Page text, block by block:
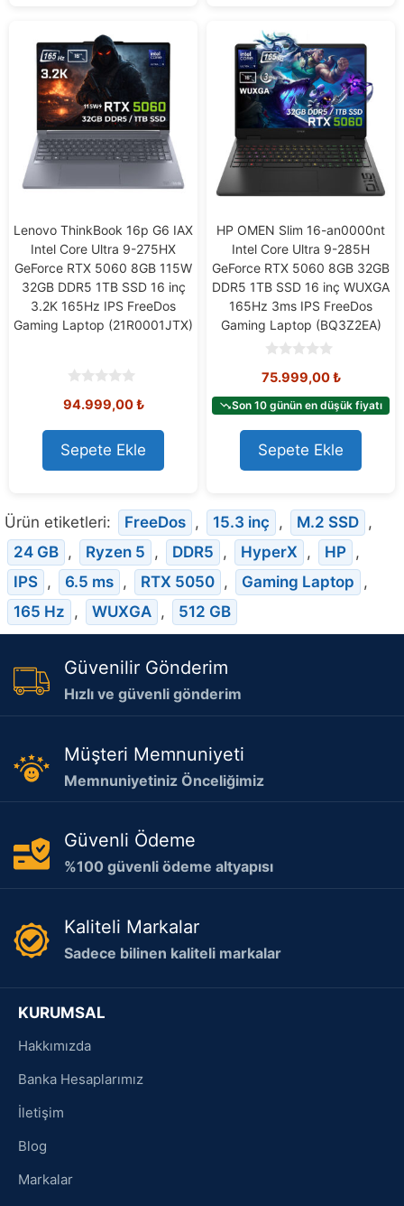
Lenovo ThinkBook 16p G6 IAX
Intel Core Ultra 9-275HX
GeForce RTX 5060 8GB 115W
32GB DDR5 1TB SSD 16 inç
3.2K 165Hz IPS FreeDos
Gaming Laptop (21R0001JTX)
o
t
o
f
5
94.999,00₺
Sepete Ekle
HP OMEN Slim 16-an0000nt
Intel Core Ultra 9-285H
GeForce RTX 5060 8GB 32GB
DDR5 1TB SSD 16 inç WUXGA
165Hz 3ms IPS FreeDos
Gaming Laptop (BQ3Z2EA)
o
t
o
f
5
75.999,00₺
Son 10 günün en düşük fiyatı
Sepete Ekle
Ürün etiketleri: FreeDos , 15.3 inç , M.2 SSD ,
24 GB , Ryzen 5 , DDR5 , HyperX , HP ,
IPS , 6.5 ms , RTX 5050 , Gaming Laptop ,
165 Hz , WUXGA , 512 GB
Güvenilir Gönderim
Hızlı ve güvenli gönderim
Müşteri Memnuniyeti
Memnuniyetiniz Önceliğimiz
Güvenli Ödeme
%100 güvenli ödeme altyapısı
Kaliteli Markalar
Sadece bilinen kaliteli markalar
KURUMSAL
Hakkımızda
Banka Hesaplarımız
İletişim
Blog
Markalar